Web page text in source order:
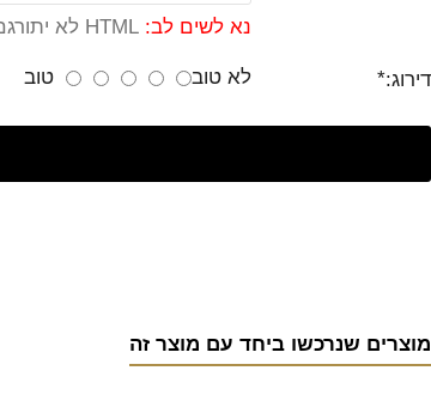
נא לשים לב:
דירוג: לא טוב טוב
מוצרים שנרכשו ביחד עם מוצר זה